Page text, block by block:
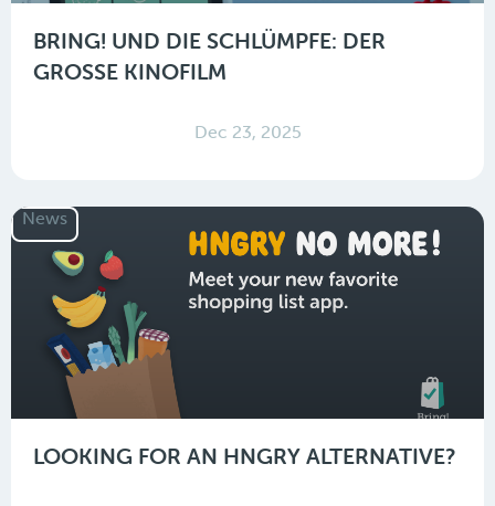
BRING! UND DIE SCHLÜMPFE: DER
GROSSE KINOFILM
Dec 23, 2025
News
LOOKING FOR AN HNGRY ALTERNATIVE?